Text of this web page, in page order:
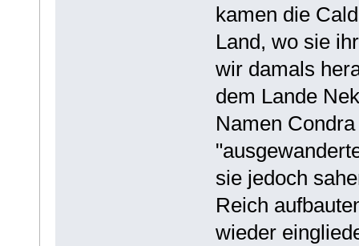
kamen die
Land, wo sie
wir damals
dem Lande
Namen
sie jedoch
Reich
wieder